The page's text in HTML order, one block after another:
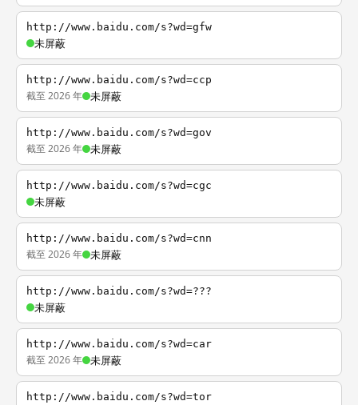
http://www.baidu.com/s?wd=gfw
未屏蔽
http://www.baidu.com/s?wd=ccp
截至 2026 年 未屏蔽
http://www.baidu.com/s?wd=gov
截至 2026 年 未屏蔽
http://www.baidu.com/s?wd=cgc
未屏蔽
http://www.baidu.com/s?wd=cnn
截至 2026 年 未屏蔽
http://www.baidu.com/s?wd=???
未屏蔽
http://www.baidu.com/s?wd=car
截至 2026 年 未屏蔽
http://www.baidu.com/s?wd=tor